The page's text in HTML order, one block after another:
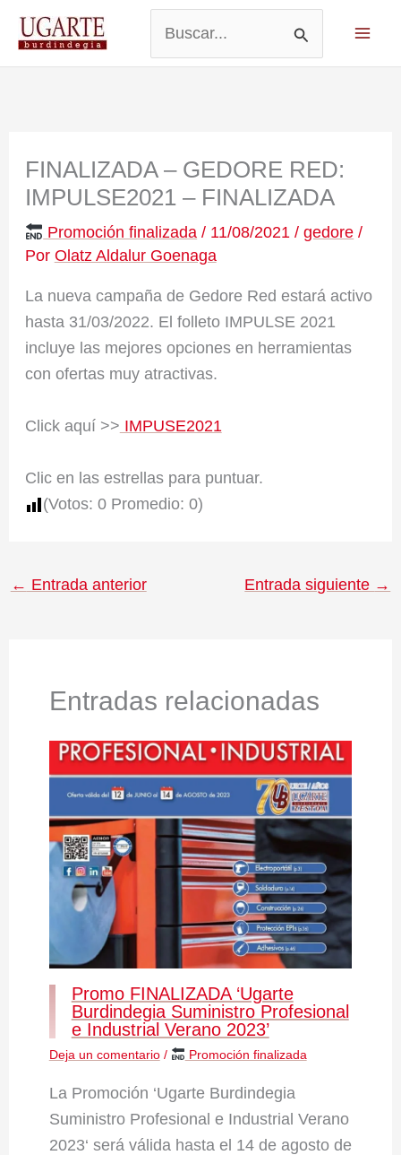
contenido
FINALIZADA – GEDORE RED:
IMPULSE2021 – FINALIZADA
Promoción finalizada / 11/08/2021/gedore /
Por Olatz Aldalur Goenaga
La nueva campaña de Gedore Red estará activo
hasta 31/03/2022. El folleto IMPULSE 2021
incluye las mejores opciones en herramientas
con ofertas muy atractivas.
Click aquí >> IMPUSE2021
Clic en las estrellas para puntuar.
(Votos: 0Promedio: 0)
← Entrada anterior Entrada siguiente →
Entradas relacionadas
Promo FINALIZADA ‘Ugarte
Burdindegia Suministro Profesional
e Industrial Verano 2023’
Deja un comentario / Promoción finalizada
La Promoción ‘Ugarte Burdindegia
Suministro Profesional e Industrial Verano
2023‘ será válida hasta el 14 de agosto de